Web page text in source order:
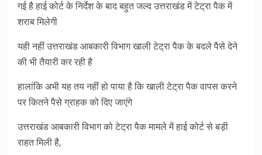
गई है हाई कोर्ट के निर्देश के बाद बहुत जल्द उत्तराखंड में टेट्रा पैक में
शराब मिलेगी
यही नहीं उत्तराखंड आबकारी विभाग खाली टेट्रा पैक के बदले पैसे देने
की भी तैयारी कर रही है
हालांकि अभी यह तय नहीं हो पाया है कि खाली टेट्रा पैक वापस करने
पर कितने पैसे ग्राहक को दिए जाएंगे
उत्तराखंड आबकारी विभाग को टेट्रा पैक मामले में हाई कोर्ट से बड़ी
राहत मिली है,